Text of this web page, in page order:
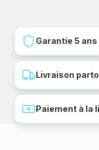
Garantie 5
Livraison
Paiement à la